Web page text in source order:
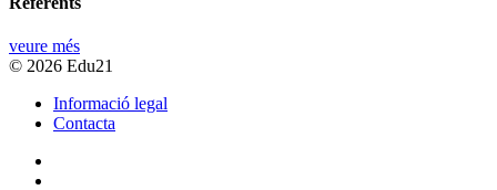
veure més
© 2026 Edu21
Informació legal
Contacta